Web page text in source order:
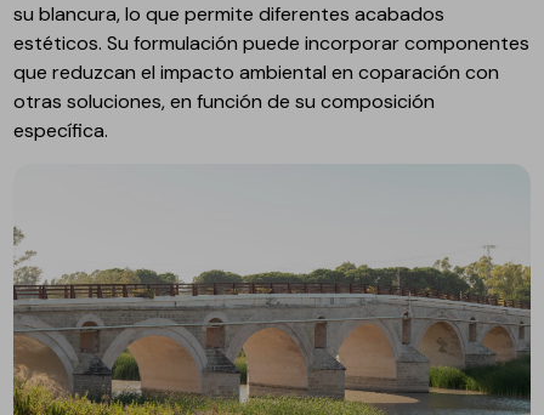
su blancura, lo que permite diferentes acabados
estéticos. Su formulación puede incorporar componentes
que reduzcan el impacto ambiental en coparación con
otras soluciones, en función de su composición
específica.